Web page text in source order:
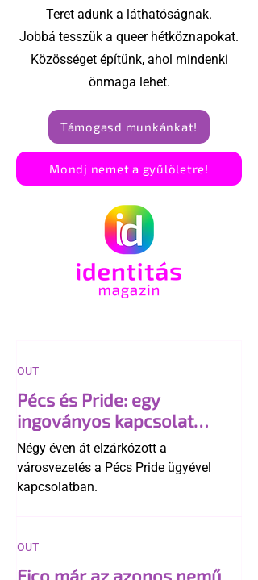
Teret adunk a láthatóságnak.
Jobbá tesszük a queer hétköznapokat.
Közösséget építünk, ahol mindenki
önmaga lehet.
Támogasd munkánkat!
Mondj nemet a gyűlöletre!
Pécs és Pride: egy
ingoványos kapcsolat
története
Négy éven át elzárkózott a
városvezetés a Pécs Pride ügyével
kapcsolatban.
OUT
Fico már az azonos nemű
OUT